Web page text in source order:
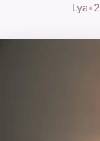
Lya•